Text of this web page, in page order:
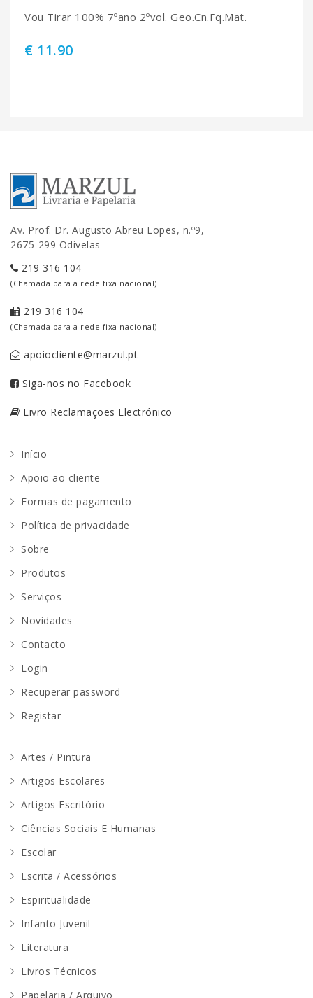
Vou Tirar 100% 7ºano 2ºvol. Geo.Cn.Fq.Mat.
€ 11.90
Av. Prof. Dr. Augusto Abreu Lopes, n.º9,
2675-299 Odivelas
219 316 104
(Chamada para a rede fixa nacional)
219 316 104
(Chamada para a rede fixa nacional)
apoiocliente@marzul.pt
Siga-nos no Facebook
Livro Reclamações Electrónico
Início
Apoio ao cliente
Formas de pagamento
Política de privacidade
Sobre
Produtos
Serviços
Novidades
Contacto
Login
Recuperar password
Registar
Artes / Pintura
Artigos Escolares
Artigos Escritório
Ciências Sociais E Humanas
Escolar
Escrita / Acessórios
Espiritualidade
Infanto Juvenil
Literatura
Livros Técnicos
Papelaria / Arquivo